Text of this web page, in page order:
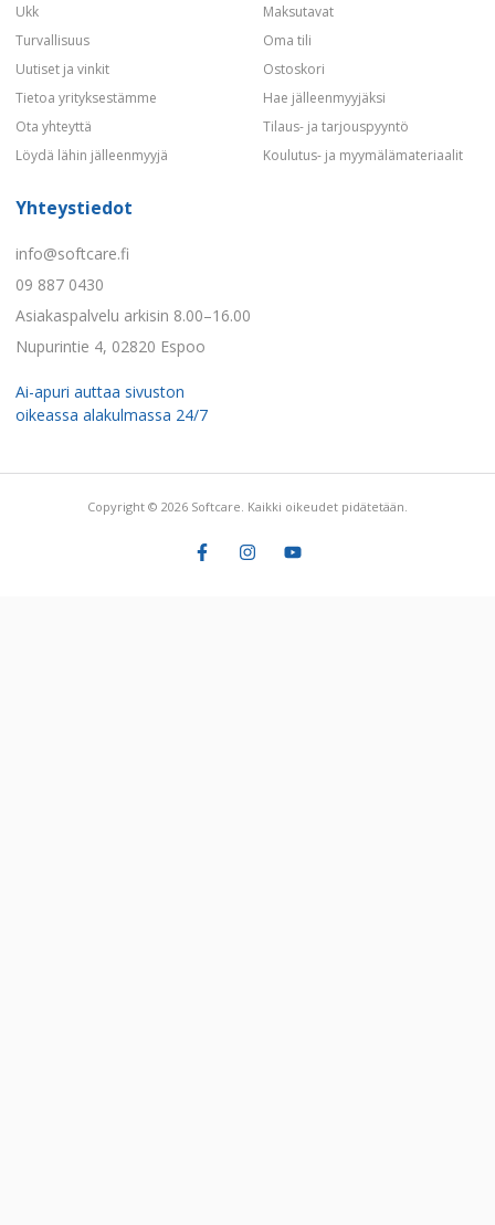
Ukk
Turvallisuus
Uutiset ja vinkit
Tietoa yrityksestämme
Ota yhteyttä
Löydä lähin jälleenmyyjä
Maksutavat
Oma tili
Ostoskori
Hae jälleenmyyjäksi
Tilaus- ja tarjouspyyntö
Koulutus- ja myymälämateriaalit
Yhteystiedot
info@softcare.fi
09 887 0430
Asiakaspalvelu arkisin 8.00–16.00
Nupurintie 4, 02820 Espoo
Ai-apuri auttaa sivuston
oikeassa alakulmassa 24/7
Copyright © 2026 Softcare. Kaikki oikeudet pidätetään.